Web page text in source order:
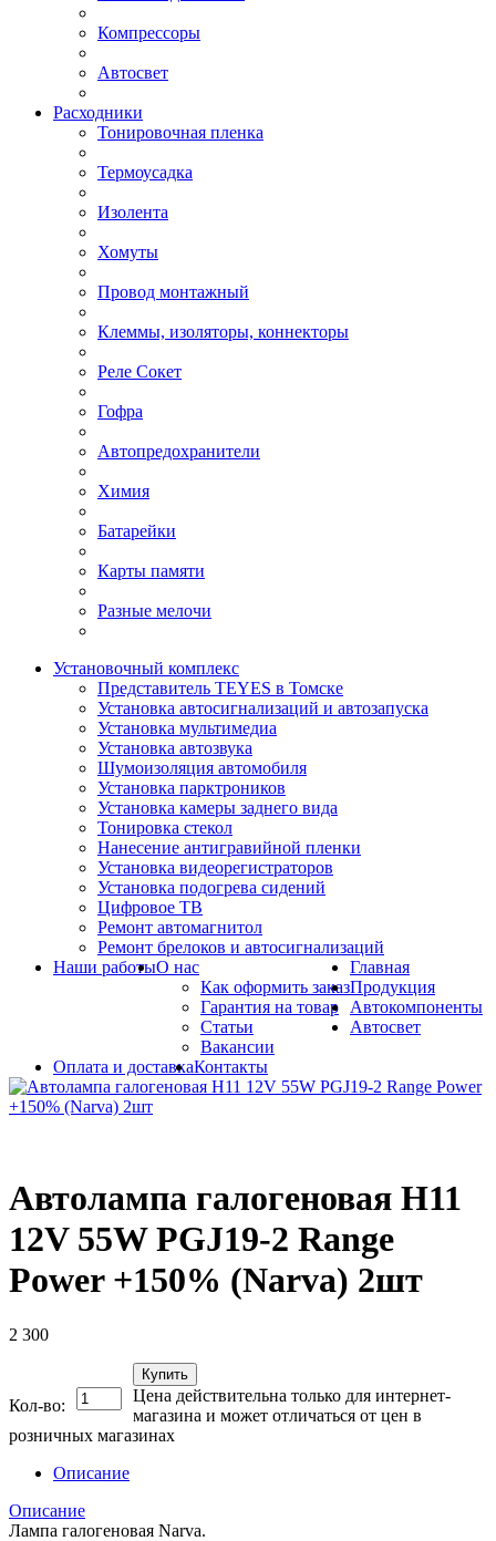
Компрессоры
Автосвет
Расходники
Тонировочная пленка
Термоусадка
Изолента
Хомуты
Провод монтажный
Клеммы, изоляторы, коннекторы
Реле Сокет
Гофра
Автопредохранители
Химия
Батарейки
Карты памяти
Разные мелочи
Установочный комплекс
Представитель TEYES в Томске
Установка автосигнализаций и автозапуска
Установка мультимедиа
Установка автозвука
Шумоизоляция автомобиля
Установка парктроников
Установка камеры заднего вида
Тонировка стекол
Нанесение антигравийной пленки
Установка видеорегистраторов
Установка подогрева сидений
Цифровое ТВ
Ремонт автомагнитол
Ремонт брелоков и автосигнализаций
Наши работыО нас
Как оформить заказ
Гарантия на товар
Статьи
Вакансии
Оплата и доставкаКонтакты
Главная
Продукция
Автокомпоненты
Автосвет
Автолампа галогеновая H11
12V 55W PGJ19-2 Range
Power +150% (Narva) 2шт
2 300
Кол-во:
Купить
Цена действительна только для интернет-
магазина и может отличаться от цен в
розничных магазинах
Описание
Описание
Лампа галогеновая Narva.